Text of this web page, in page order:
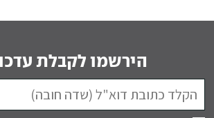
הירשמו לקבלת